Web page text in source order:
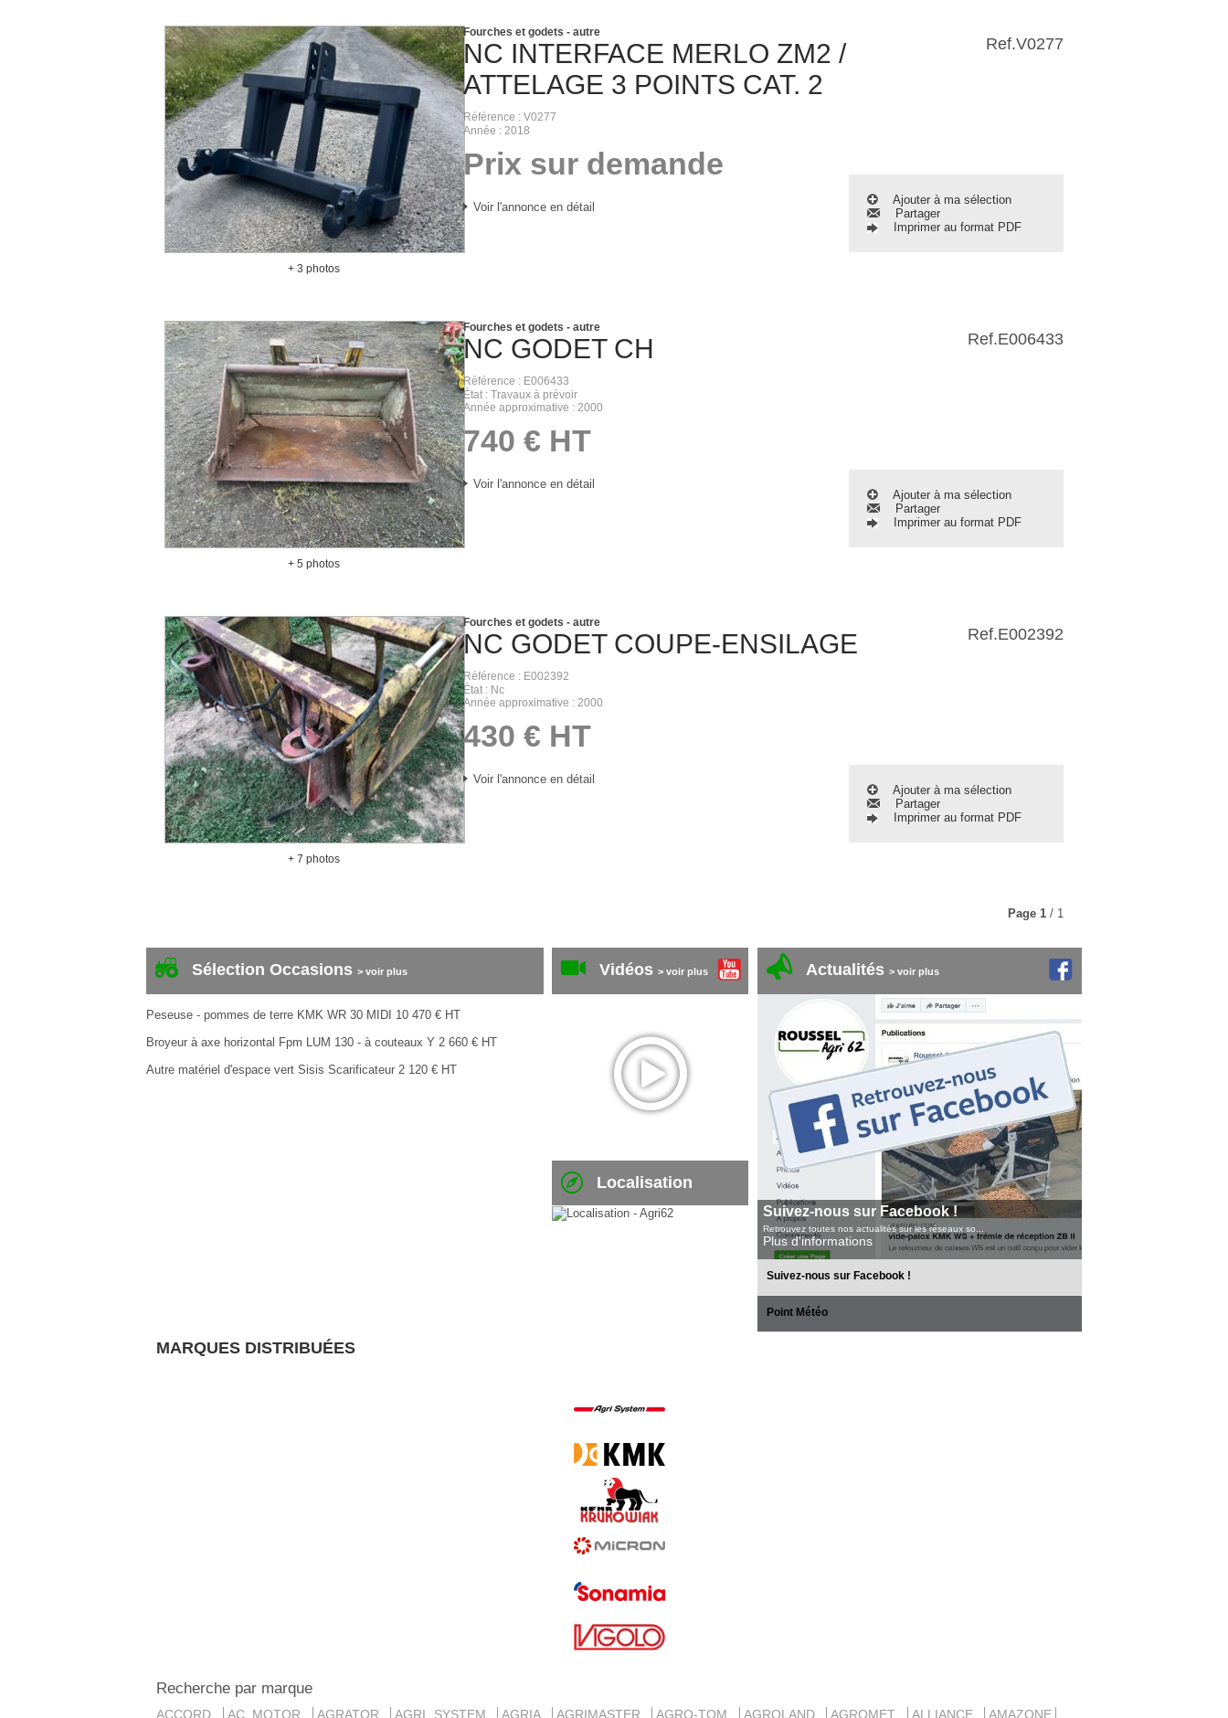
+ 3 photos
NC INTERFACE MERLO ZM2 /
ATTELAGE 3 POINTS CAT. 2
Fourches et godets - autre
Référence
V0277
Année
2018
Prix sur demande
Voir l'annonce en détail
Ref.V0277
Ajouter à ma sélection
Partager
Imprimer au format PDF
+ 5 photos
NC GODET CH
Fourches et godets - autre
Référence
E006433
État
Travaux à prévoir
Année approximative
2000
740 € HT
Voir l'annonce en détail
Ref.E006433
Ajouter à ma sélection
Partager
Imprimer au format PDF
+ 7 photos
NC GODET COUPE-ENSILAGE
Fourches et godets - autre
Référence
E002392
État
Nc
Année approximative
2000
430 € HT
Voir l'annonce en détail
Ref.E002392
Ajouter à ma sélection
Partager
Imprimer au format PDF
Page 1 / 1
Sélection Occasions > voir plus
Peseuse - pommes de terre KMK WR 30 MIDI 10 470 € HT
Broyeur à axe horizontal Fpm LUM 130 - à couteaux Y 2 660 € HT
Autre matériel d'espace vert Sisis Scarificateur 2 120 € HT
Vidéos > voir plus
Localisation
Actualités > voir plus
Suivez-nous sur Facebook !
Retrouvez toutes nos actualités sur les réseaux so...
Plus d'informations
Suivez-nous sur Facebook !
Point Météo
MARQUES DISTRIBUÉES
Recherche par marque
ACCORD AC MOTOR AGRATOR AGRI SYSTEM AGRIA AGRIMASTER AGRO-TOM AGROLAND AGROMET ALLIANCE AMAZONE